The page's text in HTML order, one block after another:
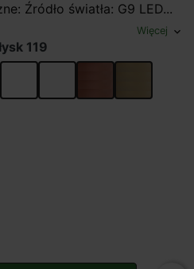
Źródło światła: G9 LED...
Więcej expand_more
119
119
mat 116
biały mat 117bialy polysk113
miedz 961zloty 962